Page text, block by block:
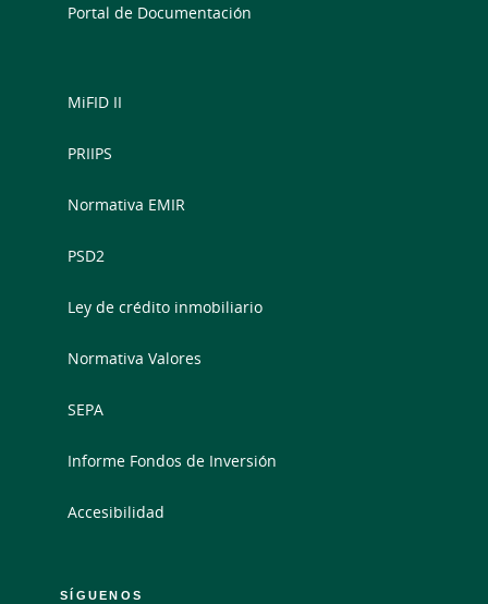
Portal de Documentación
MiFID II
PRIIPS
Normativa EMIR
PSD2
Ley de crédito inmobiliario
Normativa Valores
SEPA
Informe Fondos de Inversión
Accesibilidad
SÍGUENOS